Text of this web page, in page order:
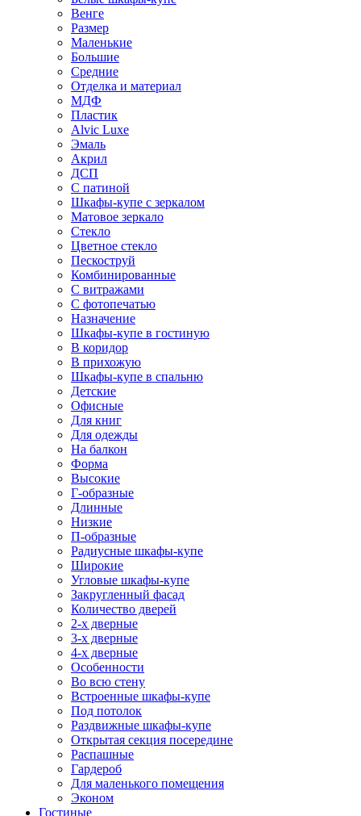
Венге
Размер
Маленькие
Большие
Средние
Отделка и материал
МДФ
Пластик
Alvic Luxe
Эмаль
Акрил
ДСП
С патиной
Шкафы-купе с зеркалом
Матовое зеркало
Стекло
Цветное стекло
Пескоструй
Комбинированные
С витражами
С фотопечатью
Назначение
Шкафы-купе в гостиную
В коридор
В прихожую
Шкафы-купе в спальню
Детские
Офисные
Для книг
Для одежды
На балкон
Форма
Высокие
Г-образные
Длинные
Низкие
П-образные
Радиусные шкафы-купе
Широкие
Угловые шкафы-купе
Закругленный фасад
Количество дверей
2-х дверные
3-х дверные
4-х дверные
Особенности
Во всю стену
Встроенные шкафы-купе
Под потолок
Раздвижные шкафы-купе
Открытая секция посередине
Распашные
Гардероб
Для маленького помещения
Эконом
Гостиные